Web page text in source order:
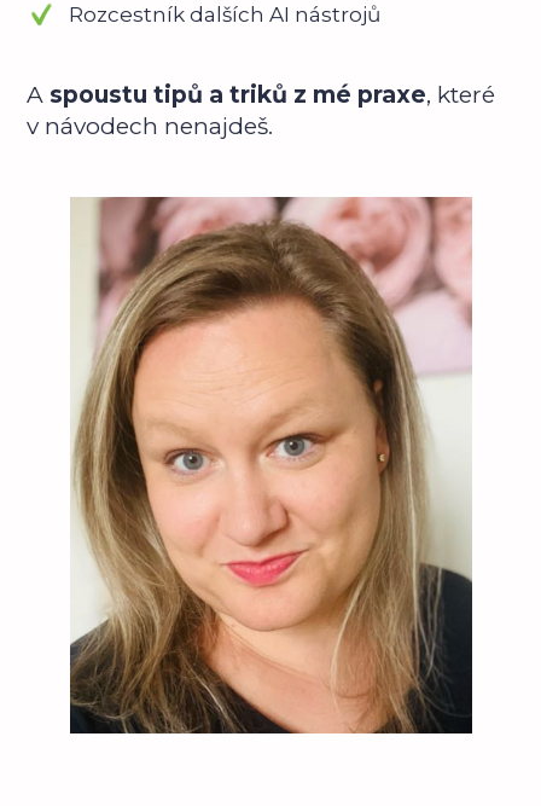
Rozcestník dalších AI nástrojů
A spoustu tipů a triků z mé praxe, které
v návodech nenajdeš.